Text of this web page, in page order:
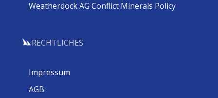
Weatherdock AG Conflict Minerals Policy
RECHTLICHES
Impressum
AGB